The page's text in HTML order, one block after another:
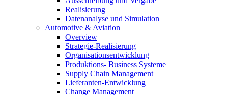
Realisierung
Datenanalyse und Simulation
Automotive & Aviation
Overview
Strategie-Realisierung
Organisationsentwicklung
Produktions- Business Systeme
Supply Chain Management
Lieferanten-Entwicklung
Change Management